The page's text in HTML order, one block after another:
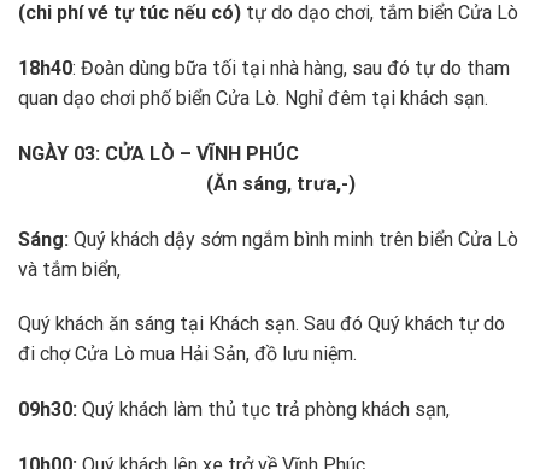
(chi phí vé tự túc nếu có) tự do dạo chơi, tắm biển Cửa Lò
18h40: Đoàn dùng bữa tối tại nhà hàng, sau đó tự do tham
quan dạo chơi phố biển Cửa Lò. Nghỉ đêm tại khách sạn.
NGÀY 03: CỬA LÒ – VĨNH PHÚC
(Ăn sáng, trưa,-)
Sáng: Quý khách dậy sớm ngắm bình minh trên biển Cửa Lò
và tắm biển,
Quý khách ăn sáng tại Khách sạn. Sau đó Quý khách tự do
đi chợ Cửa Lò mua Hải Sản, đồ lưu niệm.
09h30: Quý khách làm thủ tục trả phòng khách sạn,